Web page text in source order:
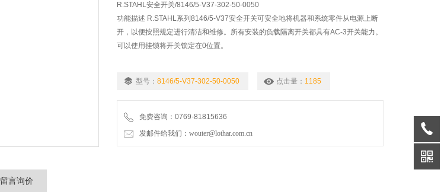
R.STAHL安全开关/8146/5-V37-302-50-0050
功能描述 R.STAHL系列8146/5-V37安全开关可安全地将机器和系统零件从电源上断
开，以便按照规定进行清洁和维修。所有安装的负载隔离开关都具有AC-3开关能力。
可以使用挂锁将开关锁定在0位置。
型号： 8146/5-V37-302-50-0050 点击量： 1185
免费咨询：0769-81815636
发邮件给我们：wouter@lothar.com.cn
留言询价